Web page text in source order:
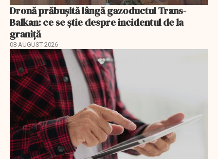
Dronă prăbușită lângă gazoductul Trans-
Balkan: ce se știe despre incidentul de la
graniță
08 AUGUST 2026